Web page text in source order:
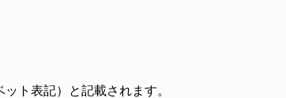
ト表記）と記載されます。